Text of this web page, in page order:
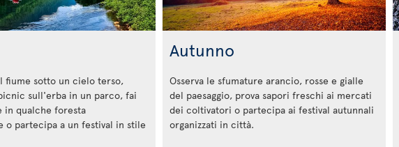
fiume sotto un cielo terso,
sull'erba in un parco, fai
in qualche foresta
o partecipa a un festival in stile
Autunno
Osserva le sfumature arancio, rosse e gialle
del paesaggio, prova sapori freschi ai mercati
dei coltivatori o partecipa ai festival autunnali
organizzati in città.